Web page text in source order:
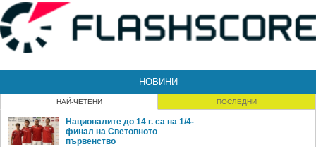
НОВИНИ
НАЙ-ЧЕТЕНИ ПОСЛЕДНИ
Националите до 14 г. са на 1/4-
финал на Световното
първенство